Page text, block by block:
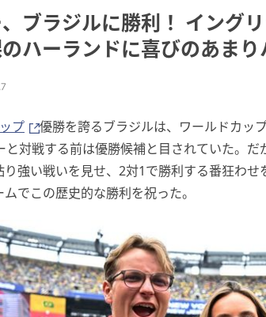
ブラジルに勝利！ イング
ハーランドに喜びのあまり
プ
優勝を誇るブラジルは、ワールドカッ
と対戦する前は優勝候補と目されていた。
り強い戦いを見せ、2対1で勝利する番狂わ
でこの歴史的な勝利を祝った。